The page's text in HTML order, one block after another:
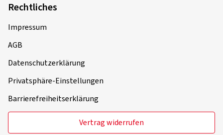
Rechtliches
Impressum
AGB
Datenschutzerklärung
Privatsphäre-Einstellungen
Barrierefreiheitserklärung
Vertrag widerrufen